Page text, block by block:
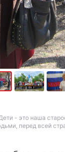
- это наша
перед всей